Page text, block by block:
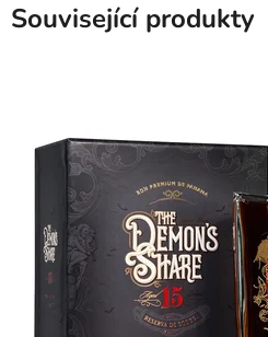
Související produkty